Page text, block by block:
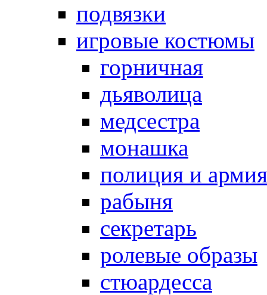
подвязки
игровые костюмы
горничная
дьяволица
медсестра
монашка
полиция и армия
рабыня
секретарь
ролевые образы
стюардесса